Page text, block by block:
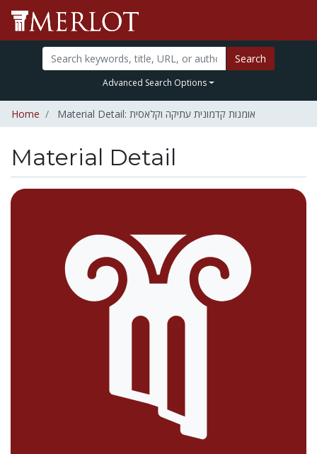
Search
Advanced Search Options
Home Material Detail: אומנות קדמונית עתיקה וקלאסית
Material Detail